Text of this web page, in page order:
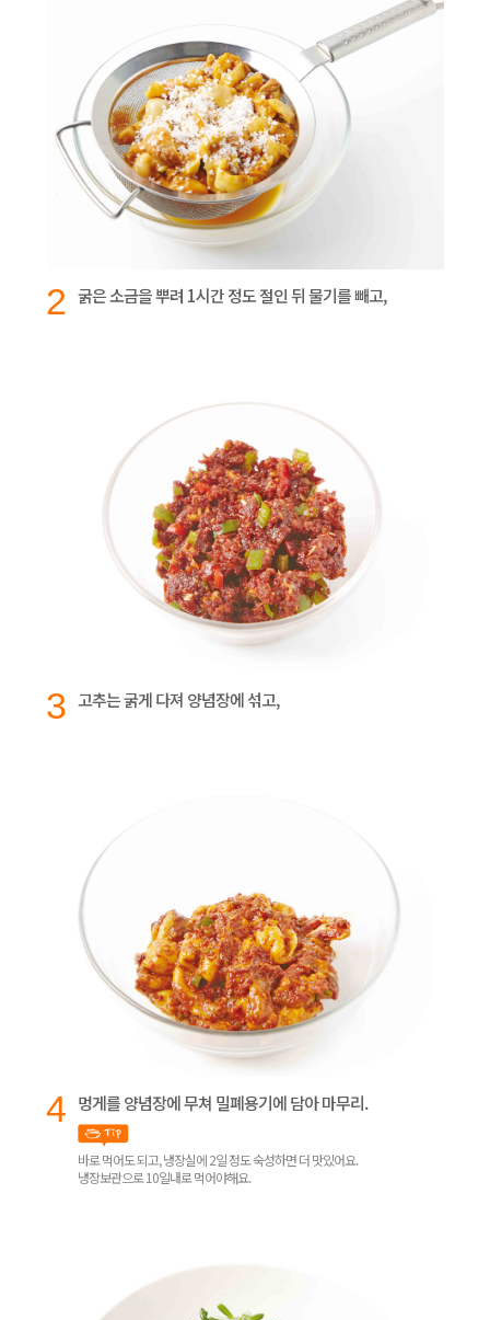
2 굵은 소금을 뿌려 1시간 정도 절인 뒤 물기를 빼고,
3 고추는 굵게 다져 양념장에 섞고,
4 멍게를 양념장에 무쳐 밀폐용기에 담아 마무리.
바로 먹어도 되고, 냉장실에 2일 정도 숙성하면 더 맛있어요.
냉장보관으로 10일내로 먹어야해요.